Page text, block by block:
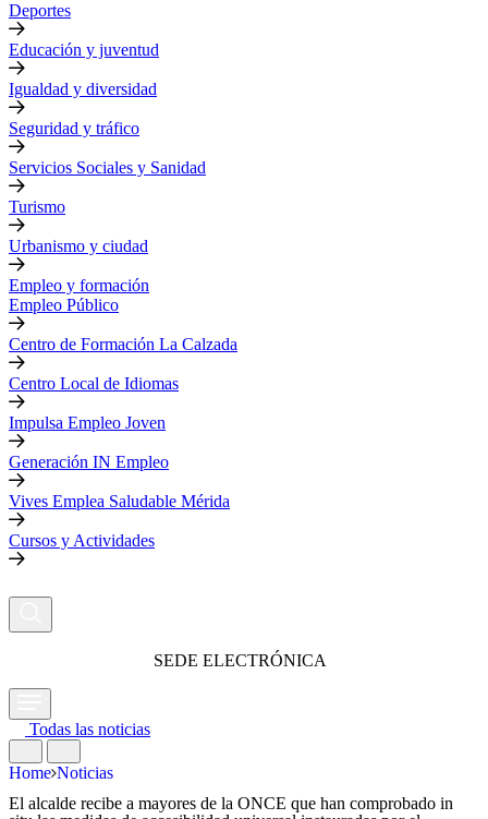
Deportes
Educación y juventud
Igualdad y diversidad
Seguridad y tráfico
Servicios Sociales y Sanidad
Turismo
Urbanismo y ciudad
Empleo y formación
Empleo Público
Centro de Formación La Calzada
Centro Local de Idiomas
Impulsa Empleo Joven
Generación IN Empleo
Vives Emplea Saludable Mérida
Cursos y Actividades
SEDE ELECTRÓNICA
Todas las noticias
Home Noticias
El alcalde recibe a mayores de la ONCE que han comprobado in